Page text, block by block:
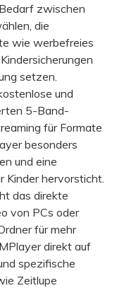
zwischen
die
wie werbefreies
setzen.
und
5-Band-
für Formate
besonders
und eine
Kinder hervorsticht.
das direkte
von PCs oder
für mehr
direkt auf
spezifische
Zeitlupe